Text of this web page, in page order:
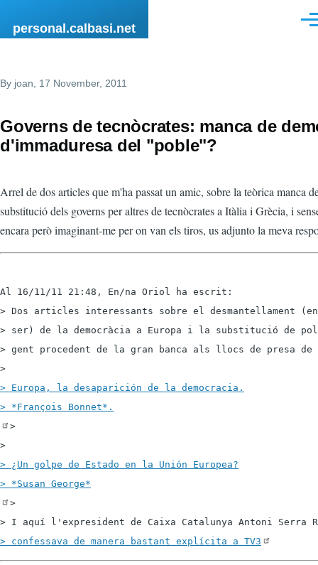
personal.calbasi.net
By joan , 17 November, 2011
Governs de tecnòcrates: manca de
d'immaduresa del "poble"?
Arrel de dos articles que m'ha passat un amic, sobre la teòrica manca
substitució dels governs per altres de tecnòcrates a Itàlia i Grècia, i
encara però imaginant-me per on van els tiros, us adjunto la meva
Al 16/11/11 21:48, En/na Oriol ha escrit:
> Dos articles interessants sobre el desmantellament
> ser) de la democràcia a Europa i la substitució de
> gent procedent de la gran banca als llocs de presa de
> Europa, la desaparición de la democracia.
>
> ¿Un golpe de Estado en la Unión Europea?
>
> I aquí l'expresident de Caixa Catalunya Antoni Serra
> confessava de manera bastant explícita a TV3